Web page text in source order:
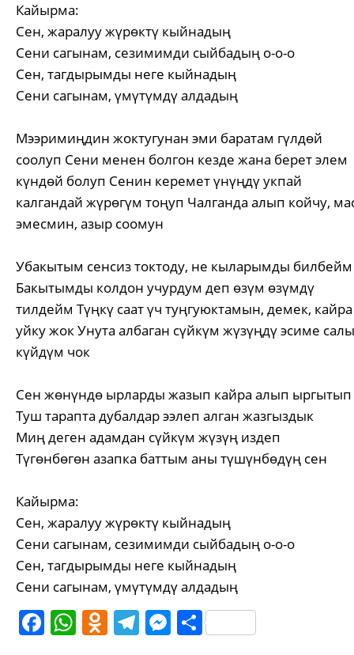
Кайырма:
Сен, жаралуу жүрөктү кыйнадың
Сени сагынам, сезимимди сыйбадың о-о-о
Сен, тагдырымды неге кыйнадың
Сени сагынам, үмүтүмдү алдадың
Мээримиңдин жоктугунан эми баратам гүлдөй
соолуп Сени менен болгон кезде жана берет элем
күндөй болуп Сенин керемет үнүңдү укпай
калгандай жүрөгүм тоңуп Чалганда алып койчу,
эмесмин, азыр соомун
Убакытым сенсиз токтоду, не кыларымды билбейм
Бакытымды колдон учурдум деп өзүм өзүмдү
тилдейм Түңкү саат үч туңгуюктамын, демек, кайра
уйку жок Унута албаган сүйкүм жүзүңдү эсиме
күйдүм чок
Сен жөнүндө ырларды жазып кайра алып ыргытып
Туш тарапта дубалдар ээлеп алган жазгыздык
Миң деген адамдан сүйкүм жүзүң издеп
Түгөнбөгөн азапка баттым аны түшүнбөдүң сен
Кайырма:
Сен, жаралуу жүрөктү кыйнадың
Сени сагынам, сезимимди сыйбадың о-о-о
Сен, тагдырымды неге кыйнадың
Сени сагынам, үмүтүмдү алдадың
Facebook
WhatsApp
Odnoklassniki
Telegram
Messenger
Share